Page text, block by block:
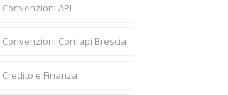
Convenzioni API
Convenzioni Confapi Brescia
Credito e Finanza